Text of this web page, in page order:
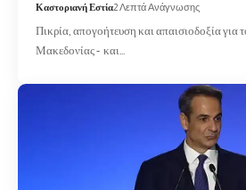
Καστοριανή Εστία2 Λεπτά Ανάγνωσης
Πικρία, απογοήτευση και απαισιοδοξία για
Μακεδονίας - και…